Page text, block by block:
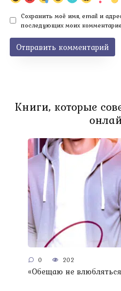
Сохранить моё имя, email и
последующих моих
Книги, которые
0 202
«Обещаю не